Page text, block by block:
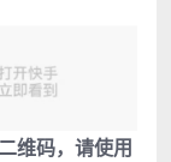
维码，请使用